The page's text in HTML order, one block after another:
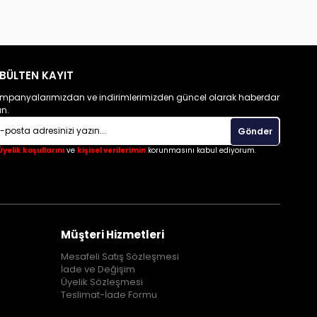
KAYIT
ve indirimlerimizden güncel olarak haberdar
Gönder
koşullarınıve kişisel verileriminkorunmasını kabul ediyorum.
Müşteri Hizmetleri
Mesafeli Satış Sözleşmesi
İade ve Değişim
Üyelik Sözleşmesi
Teslimat-İade Formu